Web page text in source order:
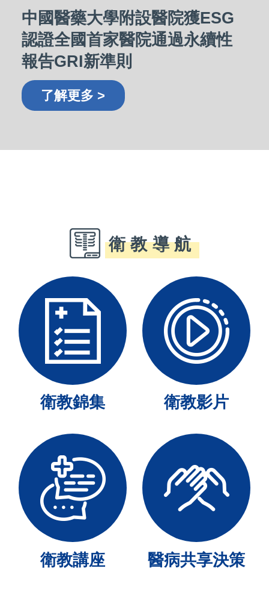
中國醫藥大學附設醫院獲ESG
認證全國首家醫院通過永續性
報告GRI新準則
了解更多 >
衛教導航
衛教錦集 衛教影片
衛教講座 醫病共享決策